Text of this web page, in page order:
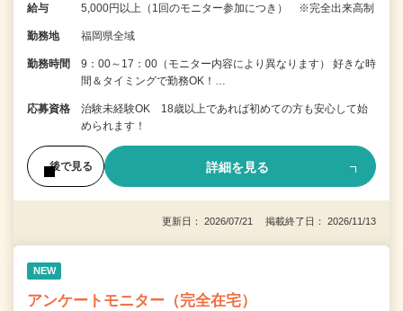
給与 5,000円以上（1回のモニター参加につき） ※完全出来高制
勤務地 福岡県全域
勤務時間
9：00～17：00（モニター内容により異なります） 好きな時
間＆タイミングで勤務OK！…
応募資格
治験未経験OK 18歳以上であれば初めての方も安心して始
められます！
後で見る 詳細を見る
更新日： 2026/07/21 掲載終了日： 2026/11/13
NEW
アンケートモニター（完全在宅）